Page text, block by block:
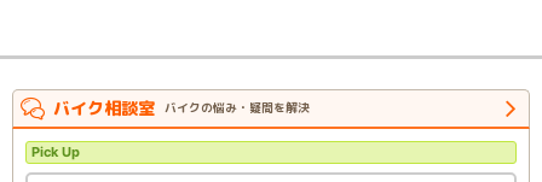
バイク相談室 バイクの悩み・疑問を解決
Pick Up